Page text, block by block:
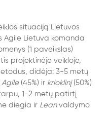
situaciją Lietuvos
Agile Lietuva komanda
(1 paveikslas)
projektinėje veikloje,
didėja: 3-5 metų
Agile(45%) ir krioklinį(50%)
1-2 metų patirtį
diegia ir Lean valdymo